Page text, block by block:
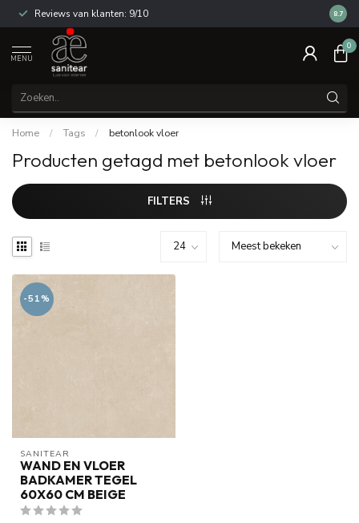
Reviews van klanten: 9/10 14
8.7
MENU
0
Home / Tags / betonlook vloer
Producten getagd met betonlook vloer
FILTERS
-51%
SANITEAR
WAND EN VLOER
BADKAMER TEGEL
60X60 CM BEIGE